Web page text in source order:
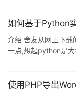
的大家闺秀,.net微软
PHP生成word原理
如何基于Python
介绍 舍友从网上下
一点,想起python是
word文档内容(如果
使用PHP导出